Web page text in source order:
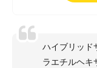
ハイブリッド
ラエチルヘキ